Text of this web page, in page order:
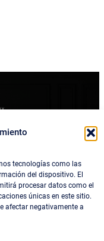
tecnologías como las
del dispositivo. El
procesar datos como el
únicas en este sitio.
afectar negativamente a
y
y reembolsos